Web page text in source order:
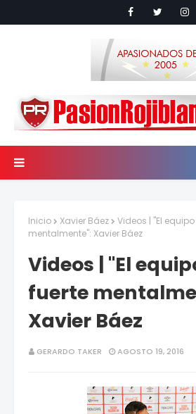
Inicio Xavier Báez
Videos | "El
mentalmente": Xavier Báez
Videos | "El
fuerte
Xavier Báez
GERARDO TAKER AGOSTO 19, 2016